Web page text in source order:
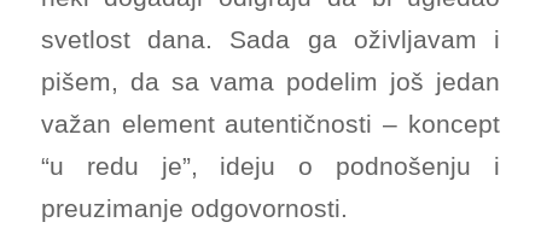
svetlost dana. Sada ga oživljavam i
pišem, da sa vama podelim još jedan
važan element autentičnosti – koncept
“u redu je”, ideju o podnošenju i
preuzimanje odgovornosti.